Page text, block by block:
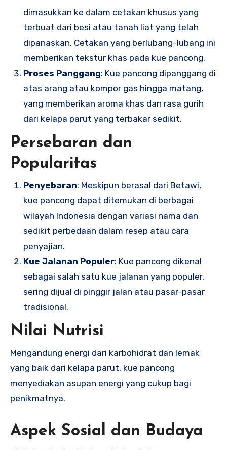
dimasukkan ke dalam cetakan khusus yang
terbuat dari besi atau tanah liat yang telah
dipanaskan. Cetakan yang berlubang-lubang ini
memberikan tekstur khas pada kue pancong.
Proses Panggang: Kue pancong dipanggang di
atas arang atau kompor gas hingga matang,
yang memberikan aroma khas dan rasa gurih
dari kelapa parut yang terbakar sedikit.
Persebaran dan
Popularitas
Penyebaran: Meskipun berasal dari Betawi,
kue pancong dapat ditemukan di berbagai
wilayah Indonesia dengan variasi nama dan
sedikit perbedaan dalam resep atau cara
penyajian.
Kue Jalanan Populer: Kue pancong dikenal
sebagai salah satu kue jalanan yang populer,
sering dijual di pinggir jalan atau pasar-pasar
tradisional.
Nilai Nutrisi
Mengandung energi dari karbohidrat dan lemak
yang baik dari kelapa parut, kue pancong
menyediakan asupan energi yang cukup bagi
penikmatnya.
Aspek Sosial dan Budaya